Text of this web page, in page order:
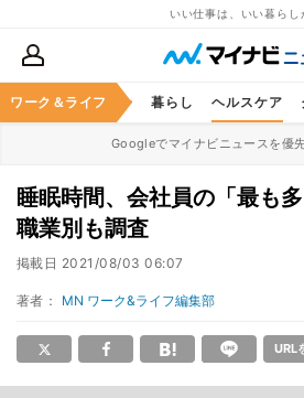
いい仕事は、いい暮らし
ワーク＆ライフ
ススキル マネー 暮らし ヘルスケア
Googleでマイナビニュースを優
睡眠時間、会社員の「最も
職業別も調査
掲載日 2021/08/03 06:07
著者： MN ワーク&ライフ編集部
URL